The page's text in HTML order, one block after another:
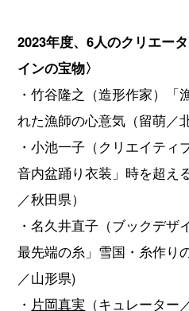
2023年度、6人のクリエー
インの宝物〉
・竹谷隆之（造形作家）「
れた漁師の心意気（留萌／
・小池一子（クリエイティ
音内盆踊り衣装」時を超え
／秋田県）
・名久井直子（ブックデザ
最先端の糸」雪国・糸作り
／山形県)
・ 片岡真実 （キュレータ